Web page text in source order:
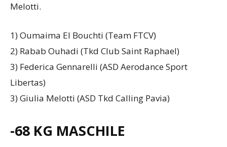
Melotti.
1) Oumaima El Bouchti (Team FTCV)
2) Rabab Ouhadi (Tkd Club Saint Raphael)
3) Federica Gennarelli (ASD Aerodance Sport
Libertas)
3) Giulia Melotti (ASD Tkd Calling Pavia)
-68 KG MASCHILE